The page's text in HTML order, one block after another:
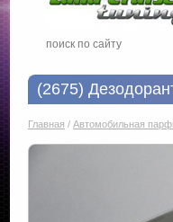
(2675)
Главная / Автомобильная